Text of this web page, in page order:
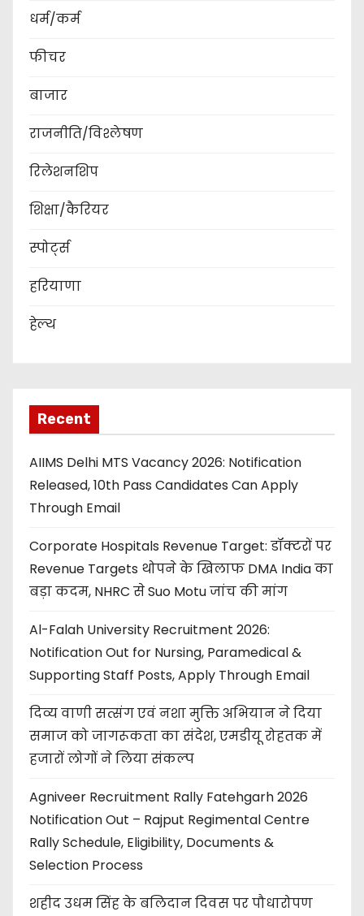
धर्म/कर्म
फीचर
बाजार
राजनीति/विश्लेषण
रिलेशनशिप
शिक्षा/कैरियर
स्पोर्ट्स
हरियाणा
हेल्थ
Recent
AIIMS Delhi MTS Vacancy 2026: Notification
Released, 10th Pass Candidates Can Apply
Through Email
Corporate Hospitals Revenue Target: डॉक्टरों पर
Revenue Targets थोपने के खिलाफ DMA India का
बड़ा कदम, NHRC से Suo Motu जांच की मांग
Al-Falah University Recruitment 2026:
Notification Out for Nursing, Paramedical &
Supporting Staff Posts, Apply Through Email
दिव्य वाणी सत्संग एवं नशा मुक्ति अभियान ने दिया
समाज को जागरूकता का संदेश, एमडीयू रोहतक में
हजारों लोगों ने लिया संकल्प
Agniveer Recruitment Rally Fatehgarh 2026
Notification Out – Rajput Regimental Centre
Rally Schedule, Eligibility, Documents &
Selection Process
शहीद उधम सिंह के बलिदान दिवस पर पौधारोपण